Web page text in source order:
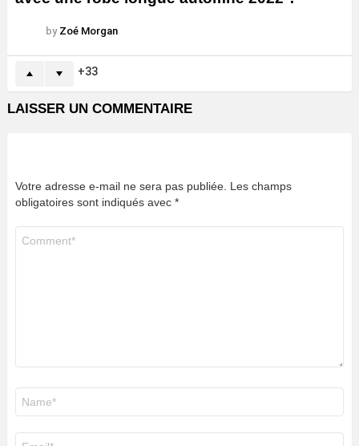
by Zoé Morgan
33
LAISSER UN COMMENTAIRE
Votre adresse e-mail ne sera pas publiée. Les champs
obligatoires sont indiqués avec *